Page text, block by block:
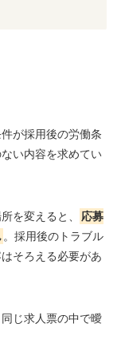
が採用後の労働条
い内容を求めてい
を変えると、
応募
。採用後のトラブル
そろえる必要があ
じ求人票の中で曖